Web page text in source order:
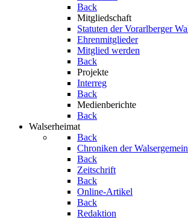
Back
Mitgliedschaft
Statuten der Vorarlberger
Ehrenmitglieder
Mitglied werden
Back
Projekte
Interreg
Back
Medienberichte
Back
Walserheimat
Back
Chroniken der
Back
Zeitschrift
Back
Online-Artikel
Back
Redaktion